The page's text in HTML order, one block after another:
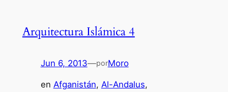
Arquitectura Islámica 4
Jun 6, 2013—porMoro
en Afganistán, Al-Andalus